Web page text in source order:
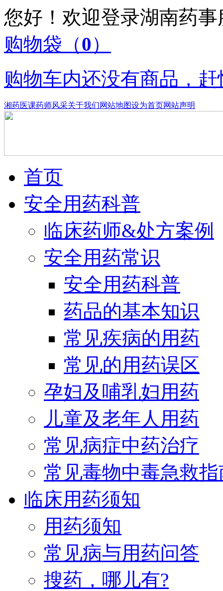
您好！欢迎登录湖南药
购物袋 （0）
购物车内还没有商品，
湘药医课药师风采关于我们网站地图设为首页网站声明
首页
安全用药科普
临床药师&处方案例
安全用药常识
安全用药科普
药品的基本知识
常见疾病的用药
常见的用药误区
孕妇及哺乳妇用药
儿童及老年人用药
常见病症中药治疗
常见毒物中毒急救指
临床用药须知
用药须知
常见病与用药问答
搜药，哪儿有?